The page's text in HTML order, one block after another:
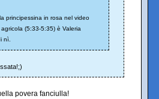
principessina in rosa nel video
(5:33-5:35) è Valeria
nì.
povera fanciulla!